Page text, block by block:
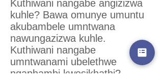
Kuthiwani nangabe angizizwa
kuhle? Bawa omunye umuntu
akubambele umntwana
nawungazizwa kuhle.
Kuthiwani nangabe
umntwanami ubelethwe
ngaphambi kwesikhathi?